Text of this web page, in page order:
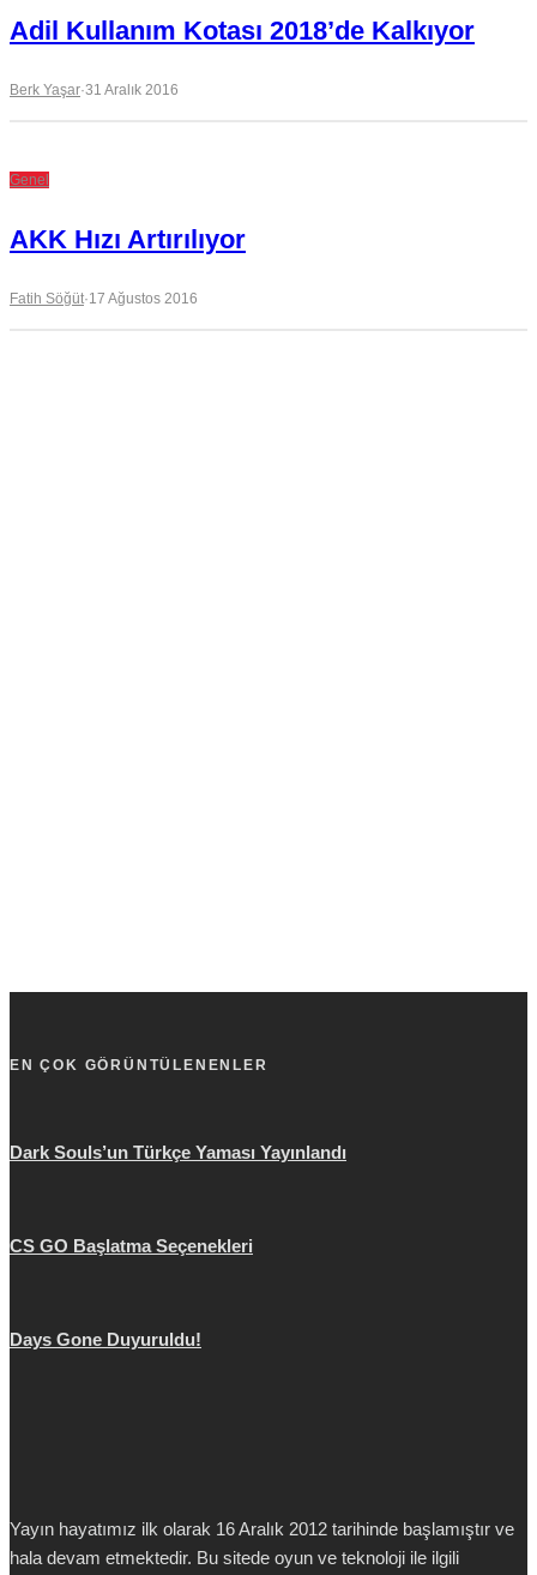
Adil Kullanım Kotası 2018’de Kalkıyor
Berk Yaşar·31 Aralık 2016
Genel
AKK Hızı Artırılıyor
Fatih Söğüt·17 Ağustos 2016
EN ÇOK GÖRÜNTÜLENENLER
Dark Souls’un Türkçe Yaması Yayınlandı
CS GO Başlatma Seçenekleri
Days Gone Duyuruldu!
Yayın hayatımız ilk olarak 16 Aralık 2012 tarihinde başlamıştır ve
hala devam etmektedir. Bu sitede oyun ve teknoloji ile ilgili